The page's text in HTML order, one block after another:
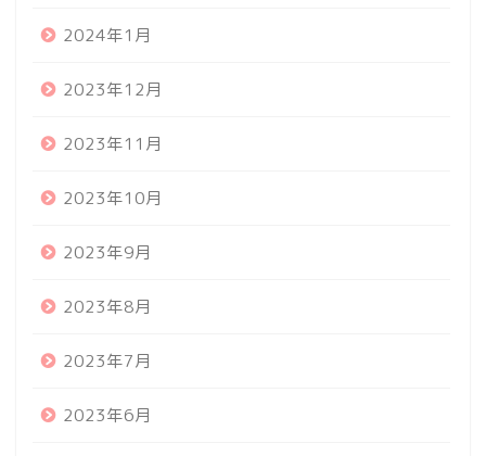
2024年1月
2023年12月
2023年11月
2023年10月
2023年9月
2023年8月
2023年7月
2023年6月